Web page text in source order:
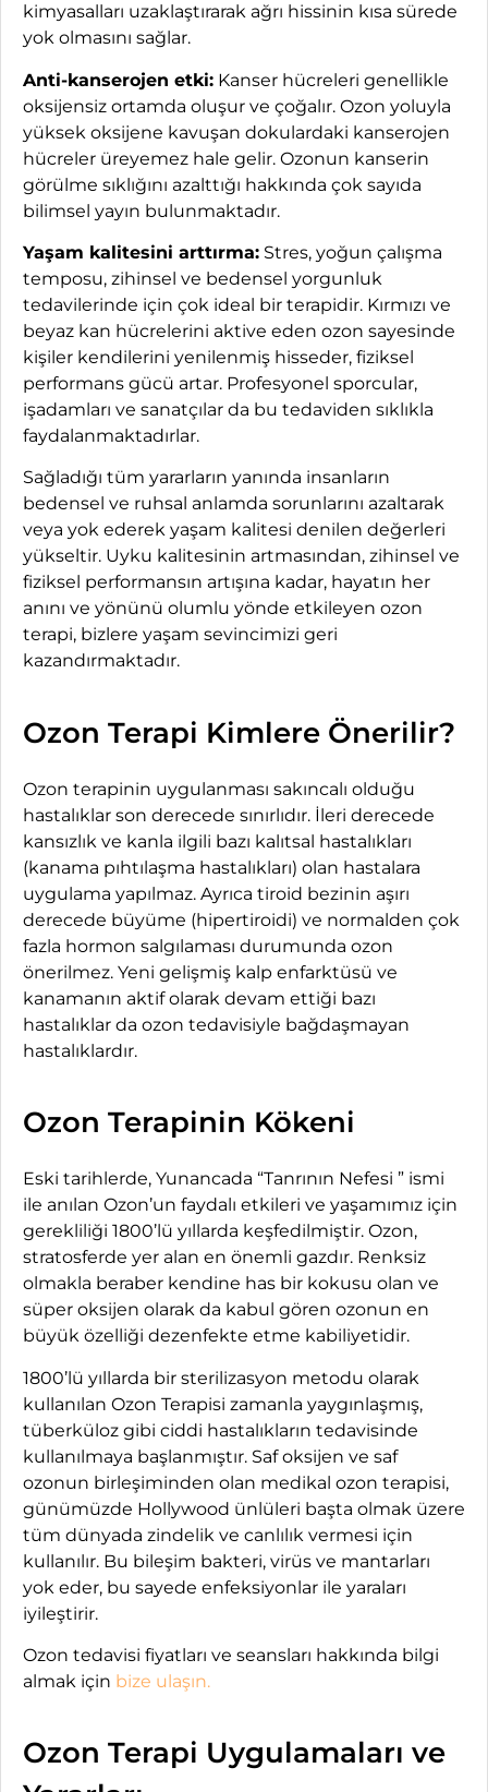
kimyasalları uzaklaştırarak ağrı hissinin kısa sürede
yok olmasını sağlar.
Anti-kanserojen etki: Kanser hücreleri genellikle
oksijensiz ortamda oluşur ve çoğalır. Ozon yoluyla
yüksek oksijene kavuşan dokulardaki kanserojen
hücreler üreyemez hale gelir. Ozonun kanserin
görülme sıklığını azalttığı hakkında çok sayıda
bilimsel yayın bulunmaktadır.
Yaşam kalitesini arttırma: Stres, yoğun çalışma
temposu, zihinsel ve bedensel yorgunluk
tedavilerinde için çok ideal bir terapidir. Kırmızı ve
beyaz kan hücrelerini aktive eden ozon sayesinde
kişiler kendilerini yenilenmiş hisseder, fiziksel
performans gücü artar. Profesyonel sporcular,
işadamları ve sanatçılar da bu tedaviden sıklıkla
faydalanmaktadırlar.
Sağladığı tüm yararların yanında insanların
bedensel ve ruhsal anlamda sorunlarını azaltarak
veya yok ederek yaşam kalitesi denilen değerleri
yükseltir. Uyku kalitesinin artmasından, zihinsel ve
fiziksel performansın artışına kadar, hayatın her
anını ve yönünü olumlu yönde etkileyen ozon
terapi, bizlere yaşam sevincimizi geri
kazandırmaktadır.
Ozon Terapi Kimlere Önerilir?
Ozon terapinin uygulanması sakıncalı olduğu
hastalıklar son derecede sınırlıdır. İleri derecede
kansızlık ve kanla ilgili bazı kalıtsal hastalıkları
(kanama pıhtılaşma hastalıkları) olan hastalara
uygulama yapılmaz. Ayrıca tiroid bezinin aşırı
derecede büyüme (hipertiroidi) ve normalden çok
fazla hormon salgılaması durumunda ozon
önerilmez. Yeni gelişmiş kalp enfarktüsü ve
kanamanın aktif olarak devam ettiği bazı
hastalıklar da ozon tedavisiyle bağdaşmayan
hastalıklardır.
Ozon Terapinin Kökeni
Eski tarihlerde, Yunancada “Tanrının Nefesi ” ismi
ile anılan Ozon’un faydalı etkileri ve yaşamımız için
gerekliliği 1800’lü yıllarda keşfedilmiştir. Ozon,
stratosferde yer alan en önemli gazdır. Renksiz
olmakla beraber kendine has bir kokusu olan ve
süper oksijen olarak da kabul gören ozonun en
büyük özelliği dezenfekte etme kabiliyetidir.
1800’lü yıllarda bir sterilizasyon metodu olarak
kullanılan Ozon Terapisi zamanla yaygınlaşmış,
tüberküloz gibi ciddi hastalıkların tedavisinde
kullanılmaya başlanmıştır. Saf oksijen ve saf
ozonun birleşiminden olan medikal ozon terapisi,
günümüzde Hollywood ünlüleri başta olmak üzere
tüm dünyada zindelik ve canlılık vermesi için
kullanılır. Bu bileşim bakteri, virüs ve mantarları
yok eder, bu sayede enfeksiyonlar ile yaraları
iyileştirir.
Ozon tedavisi fiyatları ve seansları hakkında bilgi
almak için bize ulaşın.
Ozon Terapi Uygulamaları ve